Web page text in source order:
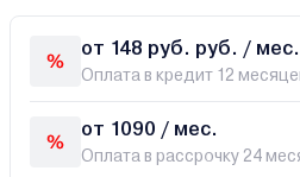
от 148 руб. руб. / мес.
Оплата в кредит 12
от 1090 / мес.
Оплата в рассрочку 24